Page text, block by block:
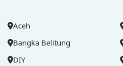
Aceh
Bangka Belitung
DIY